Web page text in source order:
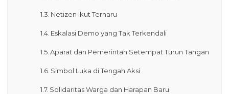
Netizen Ikut Terharu
Eskalasi Demo yang Tak Terkendali
Aparat dan Pemerintah Setempat Turun Tangan
Simbol Luka di Tengah Aksi
Solidaritas Warga dan Harapan Baru